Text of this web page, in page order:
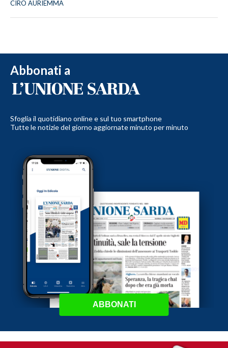
CIRO AURIEMMA
Abbonati a
Sfoglia il quotidiano online e sul tuo smartphone
Tutte le notizie del giorno aggiornate minuto per minuto
ABBONATI